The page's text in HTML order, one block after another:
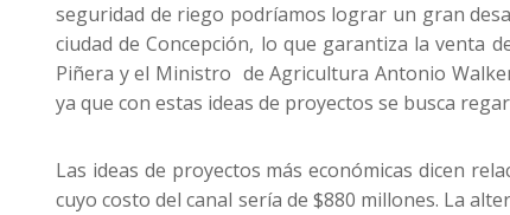
seguridad de riego podríamos lograr un gran
ciudad de Concepción, lo que garantiza la venta
Piñera y el Ministro de Agricultura Antonio
ya que con estas ideas de proyectos se busca
Las ideas de proyectos más económicas dicen
cuyo costo del canal sería de $880 millones. La